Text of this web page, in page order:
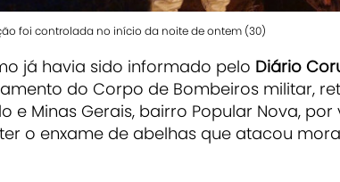
foi controlada no início da noite de ontem (30)
já havia sido informado pelo Diário
do Corpo de Bombeiros militar,
e Minas Gerais, bairro Popular Nova,
o enxame de abelhas que atacou